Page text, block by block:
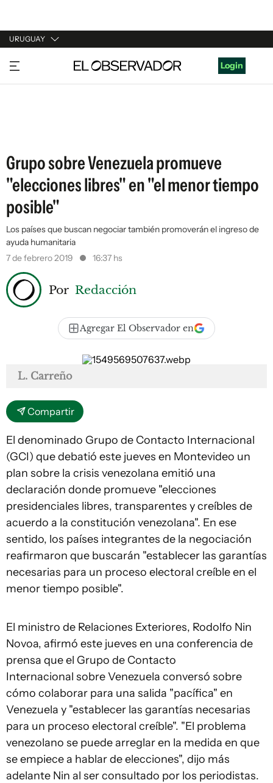
URUGUAY
URUGUAY
ARGENTINA
Login
Grupo sobre Venezuela promueve
"elecciones libres" en "el menor tiempo
posible"
Los países que buscan negociar también promoverán el ingreso de
ayuda humanitaria
7 de febrero 2019
16:37 hs
Por Redacción
Agregar El Observador en
L. Carreño
Compartir
El denominado Grupo de Contacto Internacional
(GCI) que debatió este jueves en Montevideo un
plan sobre la crisis venezolana emitió una
declaración donde promueve "elecciones
presidenciales libres, transparentes y creíbles de
acuerdo a la constitución venezolana". En ese
sentido, los países integrantes de la negociación
reafirmaron que buscarán "establecer las garantías
necesarias para un proceso electoral creíble en el
menor tiempo posible".
El ministro de Relaciones Exteriores, Rodolfo Nin
Novoa, afirmó este jueves en una conferencia de
prensa que el Grupo de Contacto
Internacional sobre Venezuela conversó sobre
cómo colaborar para una salida "pacífica" en
Venezuela y "establecer las garantías necesarias
para un proceso electoral creíble". "El problema
venezolano se puede arreglar en la medida en que
se empiece a hablar de elecciones", dijo más
adelante Nin al ser consultado por los periodistas.